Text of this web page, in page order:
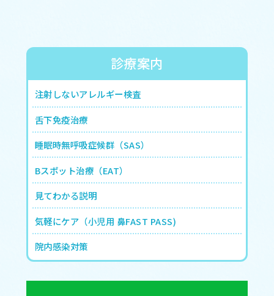
診療案内
注射しないアレルギー検査
舌下免疫治療
睡眠時無呼吸症候群（SAS）
Bスポット治療（EAT）
見てわかる説明
気軽にケア（小児用 鼻FAST PASS)
院内感染対策